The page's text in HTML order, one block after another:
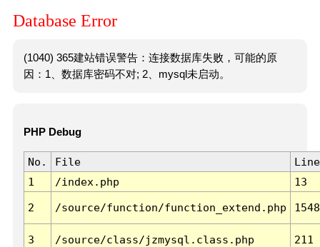
Database Error
(1040) 365建站错误警告：连接数据库失败，可能的原
因：1、数据库密码不对; 2、mysql未启动。
PHP Debug
No. File
Line
1
/index.php 13
2 /source/function/function_extend.php 1548
3 /source/class/jzmysql.class.php 211